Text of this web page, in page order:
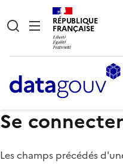
RÉPUBLIQUE
FRANÇAISE
Se connecter
Les champs précédés